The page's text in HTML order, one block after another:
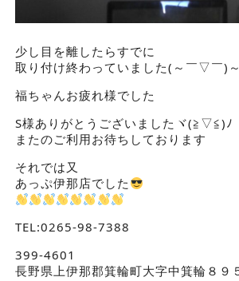
少し目を離したらすでに
取り付け終わっていました(～￣▽￣)～
福ちゃんお疲れ様でした
S様ありがとうございましたヾ(≧▽≦)ﾉ
またのご利用お待ちしております
それでは又
あっぷ伊那店でした
TEL:0265-98-7388
399-4601
長野県上伊那郡箕輪町大字中箕輪８９